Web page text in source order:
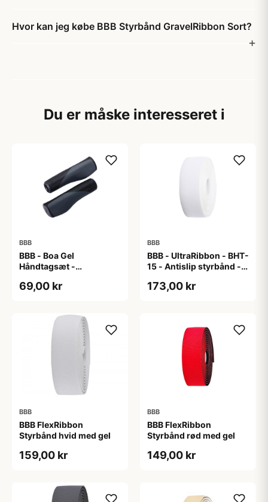
Hvor kan jeg købe BBB Styrbånd GravelRibbon Sort?
Du er måske interesseret i
BBB
BBB - Boa Gel
Håndtagsæt -
69,00 kr
BBB
BBB - UltraRibbon - BHT-
15 - Antislip styrbånd -
173,00 kr
BBB
BBB FlexRibbon
Styrbånd hvid med gel
159,00 kr
BBB
BBB FlexRibbon
Styrbånd rød med gel
149,00 kr